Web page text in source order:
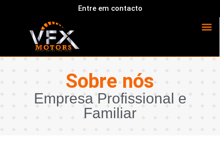
Entre em contacto
Sobre nós
Empresa Profissional e
Familiar